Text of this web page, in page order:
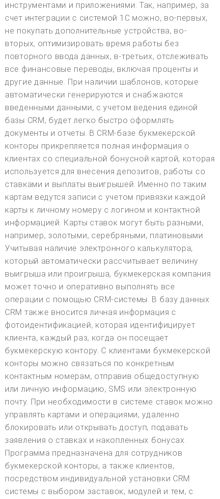
инструментами и приложениями. Так, например, за
счет интеграции с системой 1С можно, во-первых,
не покупать дополнительные устройства, во-
вторых, оптимизировать время работы без
повторного ввода данных, в-третьих, отслеживать
все финансовые переводы, включая проценты и
другие данные. При наличии шаблонов, которые
автоматически генерируются и снабжаются
введенными данными, с учетом ведения единой
базы CRM, будет легко быстро оформлять
документы и отчеты. В CRM-базе букмекерской
конторы прикрепляется полная информация о
клиентах со специальной бонусной картой, которая
используется для внесения депозитов, работы со
ставками и выплаты выигрышей. Именно по таким
картам ведутся записи с учетом привязки каждой
карты к личному номеру с логином и контактной
информацией. Карты ставок могут быть разными,
например, золотыми, серебряными, платиновыми.
Учитывая наличие электронного калькулятора,
который автоматически рассчитывает величину
выигрыша или проигрыша, букмекерская компания
может точно и оперативно выполнять все
операции с помощью CRM-системы. В базу данных
CRM также вносится личная информация с
фотоидентификацией, которая идентифицирует
клиента, каждый раз, когда он посещает
букмекерскую контору. С клиентами букмекерской
конторы можно связаться по конкретным
контактным номерам, отправив общедоступную
или личную информацию, SMS или электронную
почту. При необходимости в системе ставок можно
управлять картами и операциями, удаленно
блокировать или открывать доступ, подавать
заявления о ставках и накопленных бонусах.
Программа предназначена для сотрудников
букмекерской конторы, а также клиентов,
посредством индивидуальной установки CRM
системы с выбором заставок, модулей и тем, с